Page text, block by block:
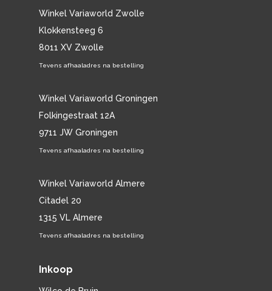
Winkel Variaworld Zwolle
Klokkensteeg 6
8011 XV Zwolle
Tevens afhaaladres na bestelling
Winkel Variaworld Groningen
Folkingestraat 12A
9711 JW Groningen
Tevens afhaaladres na bestelling
Winkel Variaworld Almere
Citadel 20
1315 VL Almere
Tevens afhaaladres na bestelling
Inkoop